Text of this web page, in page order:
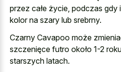
przez całe życie, podczas gdy
kolor na szary lub srebrny.
Czarny Cavapoo może
szczenięce futro około 1-2
starszych latach.